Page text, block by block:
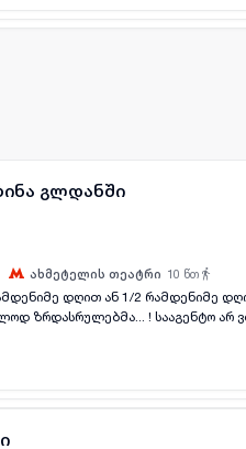
გლდანში
ახმეტელის თეატრი 10 წთ
ზრდასრულებმა... ! სააგენტო არ